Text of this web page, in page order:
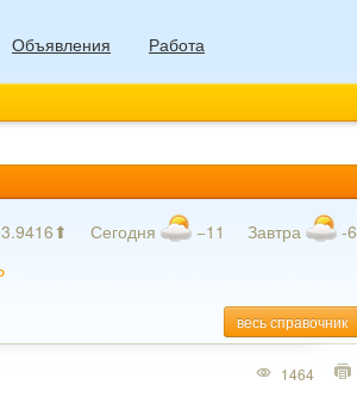
Объявления Работа
Сегодня −11 Завтра -6
весь справочник
1464